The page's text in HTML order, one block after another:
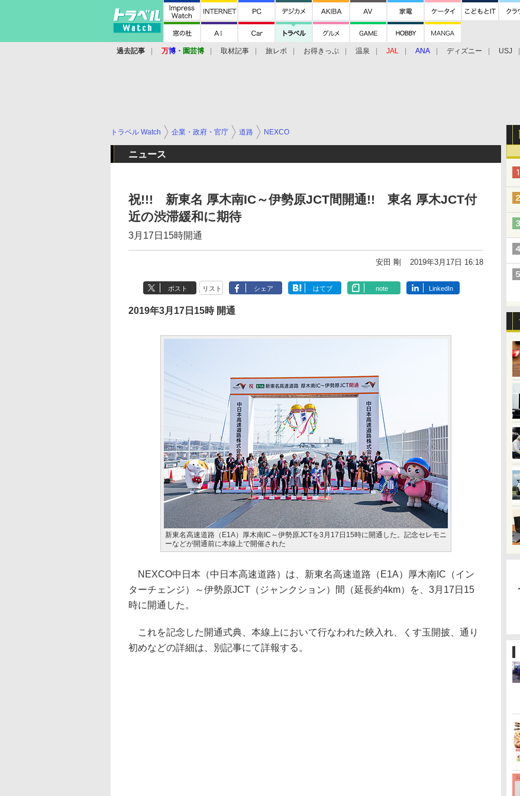
過去記事 万博 ・ 園芸博 取材記事 旅レポ お得きっぷ 温泉 JAL ANA ディズニー USJ
トラベル Watch 企業・政府・官庁 道路 NEXCO
ニュース
祝!!! 新東名 厚木南IC～伊勢原JCT間開通!! 東名 厚木JCT付
近の渋滞緩和に期待
3月17日15時開通
安田 剛 2019年3月17日 16:18
ポスト リスト シェア はてブ note LinkedIn
2019年3月17日15時 開通
新東名高速道路（E1A）厚木南IC～伊勢原JCTを3月17日15時に開通した。記念セレモニ
ーなどが開通前に本線上で開催された
NEXCO中日本（中日本高速道路）は、新東名高速道路（E1A）厚木南IC（イン
ターチェンジ）～伊勢原JCT（ジャンクション）間（延長約4km）を、3月17日15
時に開通した。
これを記念した開通式典、本線上において行なわれた鋏入れ、くす玉開披、通り
初めなどの詳細は、別記事にて詳報する。